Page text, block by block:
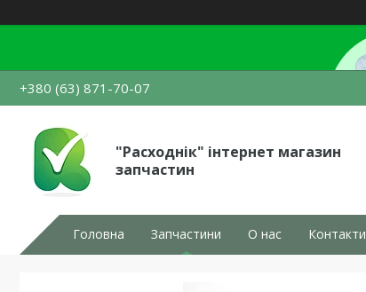
+380 (63) 871-70-07
"Расходнік" інтернет магазин
запчастин
Головна Запчастини О нас Контакти